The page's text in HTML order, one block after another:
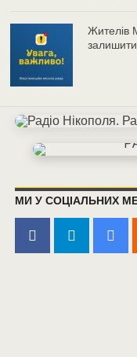
Жителів
залишити
МИ У СОЦІАЛЬНИХ